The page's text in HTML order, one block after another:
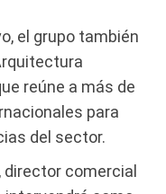
el grupo también
reúne a más de
para
del sector.
director comercial